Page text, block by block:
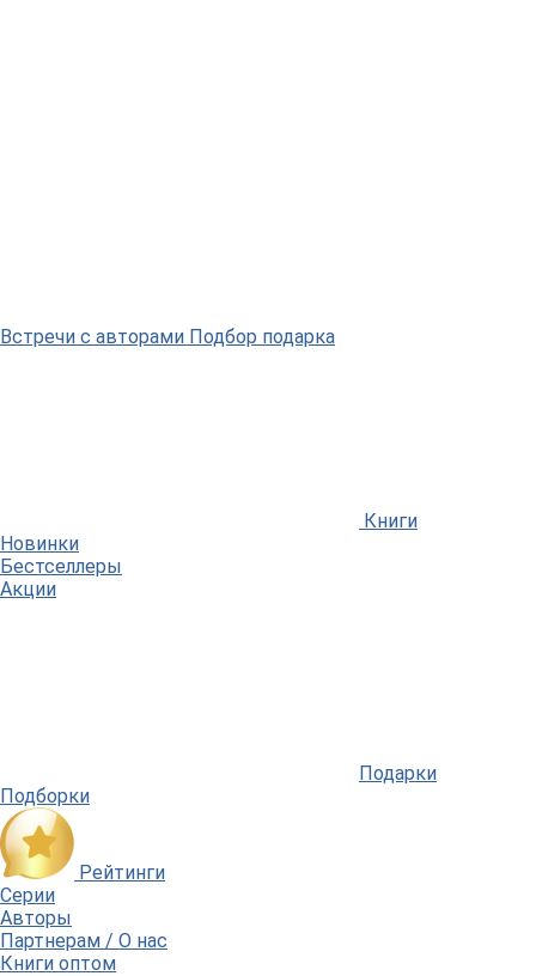
Встречи с авторами Подбор подарка
Книги
Новинки
Бестселлеры
Акции
Подарки
Подборки
Рейтинги
Серии
Авторы
Партнерам / О нас
Книги оптом